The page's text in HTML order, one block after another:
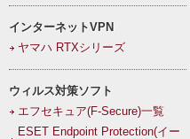
インターネットVPN
ヤマハ RTXシリーズ
ウィルス対策ソフト
エフセキュア(F-Secure)一覧
ESET Endpoint Protection(イー